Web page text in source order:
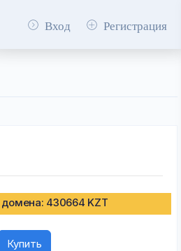
Вход Регистрация
430664 KZT
Купить